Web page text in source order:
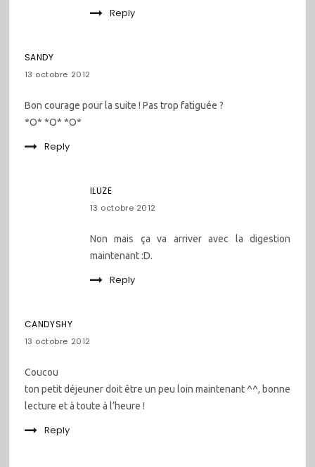
Reply
SANDY
13 octobre 2012
Bon courage pour la suite ! Pas trop fatiguée ?
*O* *O* *O*
Reply
ILUZE
13 octobre 2012
Non mais ça va arriver avec la digestion
maintenant :D.
Reply
CANDYSHY
13 octobre 2012
Coucou
ton petit déjeuner doit être un peu loin maintenant ^^, bonne
lecture et à toute à l’heure !
Reply